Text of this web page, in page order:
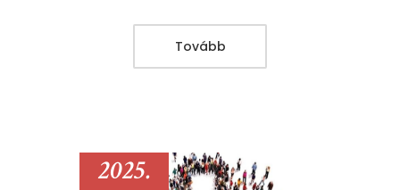
Tovább
2025.